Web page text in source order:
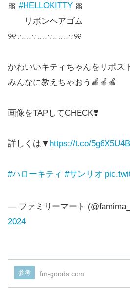
🎀 #HELLOKITTY 🎀
リボンヘアゴム
୨୧∵‥‥∵‥‥∵‥‥‥∵୨୧
かわいいキティちゃんをリポス
みんなに教えちゃおう🍎🍎🍎
画像をTAPしてCHECK❣️
詳しくは▼ https://t.co/
#ハローキティ #サンリオ
— ファミリーマート
2024
参考 fm-goods.com